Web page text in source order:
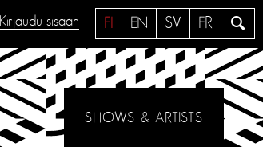
a
e
FI EN SV FR
Kirjaudu sisään
SHOWS & ARTISTS